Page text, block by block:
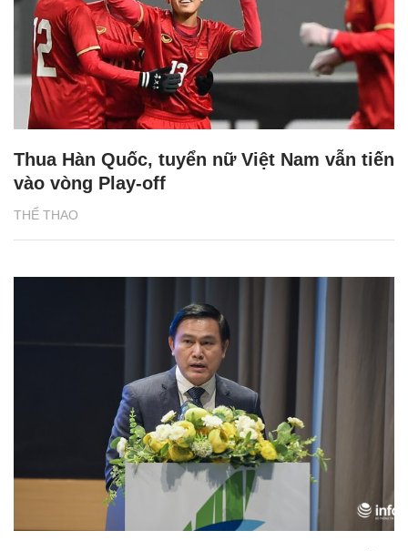
THỂ THAO
Thua Hàn Quốc, tuyển nữ Việt Nam vẫn tiến
vào vòng Play-off